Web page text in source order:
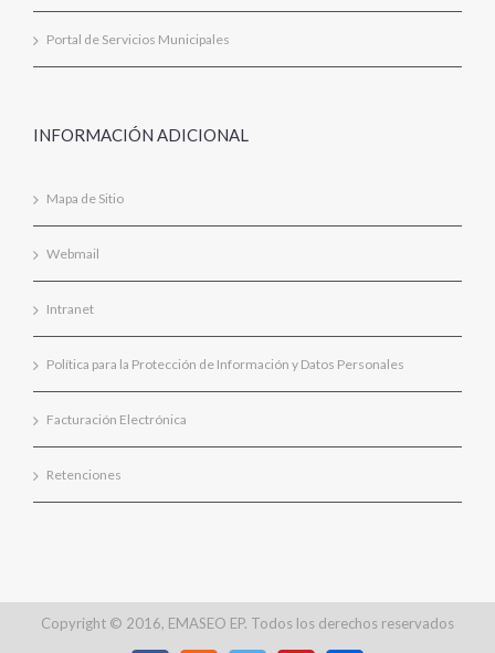
Portal de Servicios Municipales
INFORMACIÓN ADICIONAL
Mapa de Sitio
Webmail
Intranet
Política para la Protección de Información y Datos Personales
Facturación Electrónica
Retenciones
Copyright © 2016, EMASEO EP. Todos los derechos reservados